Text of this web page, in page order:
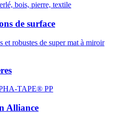
bois, pierre, textile
de surface
et robustes de super mat à miroir
TAPE® PP
Alliance